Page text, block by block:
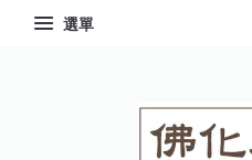
選單